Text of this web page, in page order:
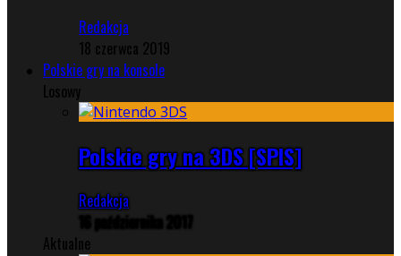
Redakcja
18 czerwca 2019
Polskie gry na konsole
Losowy
Polskie gry na 3DS [SPIS]
Redakcja
16 października 2017
Aktualne